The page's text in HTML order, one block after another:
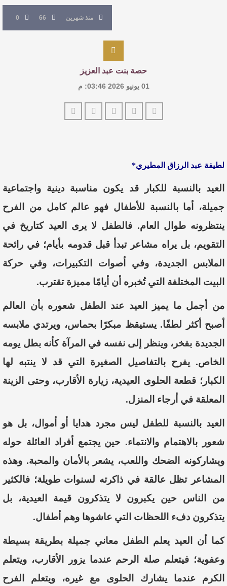
منذ شهرين 66
0
حصة بنت عبد العزيز
01 يونيو 2026 03:46: م
لطيفة عبد الرزاق المطيري*
العيد بالنسبة للكبار قد يكون مناسبة دينية واجتماعية
جميلة، أما بالنسبة للأطفال فهو عالم كامل من الفرح
ينتظرونه طوال العام. فالطفل لا يرى العيد كتاريخ في
التقويم، بل يراه مشاعر تبدأ قبل قدومه بأيام؛ في رائحة
الملابس الجديدة، وفي أصوات التكبيرات، وفي حركة
البيت المختلفة التي تُخبره أن أيامًا مميزة تقترب.
من أجمل ما يميز العيد عند الطفل شعوره بأن العالم
أصبح أكثر لطفًا. يستيقظ مبكرًا بحماس، ويرتدي ملابسه
الجديدة بفخر، وينظر إلى نفسه في المرآة كأنه بطل يومه
الخاص. يفرح بالتفاصيل الصغيرة التي قد لا ينتبه لها
الكبار؛ قطعة الحلوى العيدية، زيارة الأقارب، وحتى الزينة
المعلقة في أرجاء المنزل.
العيد بالنسبة للطفل ليس مجرد هدايا أو أموال، بل هو
شعور بالاهتمام والانتماء. حين يجتمع أفراد العائلة حوله
ويشاركونه الضحك واللعب، يشعر بالأمان والمحبة. وهذه
المشاعر تظل عالقة في ذاكرته لسنوات طويلة؛ فالكثير
من الناس حين يكبرون لا يتذكرون قيمة العيدية، بل
يتذكرون دفء اللحظات التي عاشوها وهم أطفال.
كما أن العيد يعلم الطفل معاني جميلة بطريقة بسيطة
وعفوية؛ فيتعلم صلة الرحم عندما يزور الأقارب، ويتعلم
الكرم عندما يشارك الحلوى مع غيره، ويتعلم الفرح